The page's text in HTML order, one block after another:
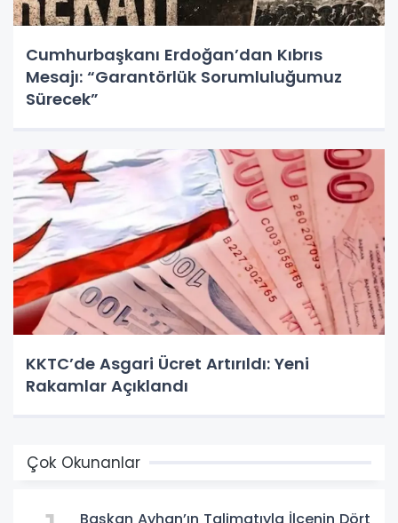
Cumhurbaşkanı Erdoğan’dan Kıbrıs
Mesajı: “Garantörlük Sorumluluğumuz
Sürecek”
KKTC’de Asgari Ücret Artırıldı: Yeni
Rakamlar Açıklandı
Çok Okunanlar
Başkan Ayhan’ın Talimatıyla İlçenin Dört